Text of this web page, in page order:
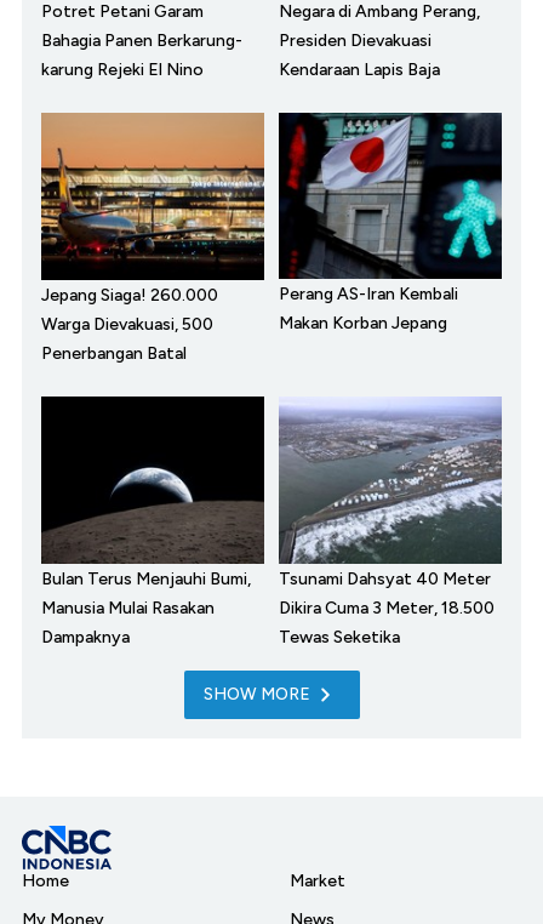
Potret Petani Garam
Bahagia Panen Berkarung-
karung Rejeki El Nino
Negara di Ambang Perang,
Presiden Dievakuasi
Kendaraan Lapis Baja
Jepang Siaga! 260.000
Warga Dievakuasi, 500
Penerbangan Batal
Perang AS-Iran Kembali
Makan Korban Jepang
Bulan Terus Menjauhi Bumi,
Manusia Mulai Rasakan
Dampaknya
Tsunami Dahsyat 40 Meter
Dikira Cuma 3 Meter, 18.500
Tewas Seketika
SHOW MORE
Home
Market